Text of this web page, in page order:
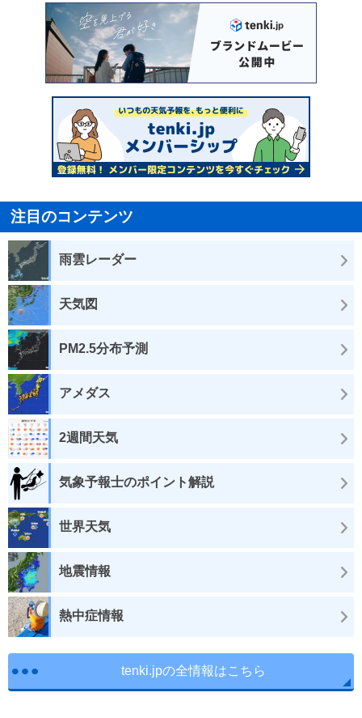
注目のコンテンツ
雨雲レーダー
天気図
PM2.5分布予測
アメダス
2週間天気
気象予報士のポイント解説
世界天気
地震情報
熱中症情報
tenki.jpの全情報はこちら